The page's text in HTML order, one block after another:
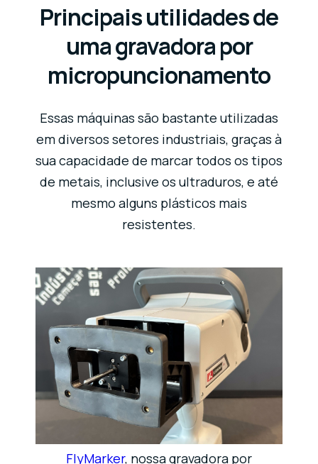
Principais utilidades de
uma gravadora por
micropuncionamento
Essas máquinas são bastante utilizadas
em diversos setores industriais, graças à
sua capacidade de marcar todos os tipos
de metais, inclusive os ultraduros, e até
mesmo alguns plásticos mais
resistentes.
FlyMarker, nossa gravadora por